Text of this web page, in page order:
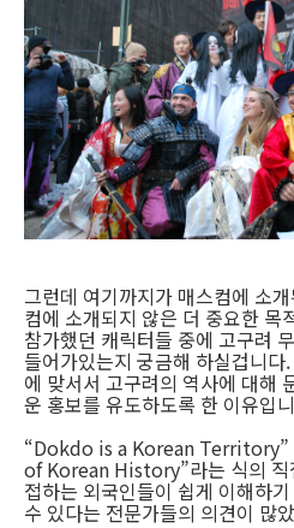
그런데 여기까지가 매스컴에 소
컴에 소개되지 않은 더 중요한 목
참가했던 캐릭터들 중에 고구려
들어가있는지 궁금해 하실겁니
에 맞서서 고구려의 역사에 대해
운 홍보를 유도하도록 한 이유입
“Dokdo is a Korean
of Korean History”라는 식의 직
접하는 외국인들이 쉽게 이해하
수 있다는 전문가들의 의견이 많